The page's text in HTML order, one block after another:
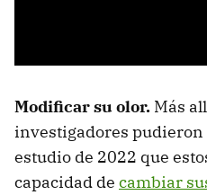
Modificar su olor. Más
investigadores
estudio de 2022 que
capacidad de cambiar